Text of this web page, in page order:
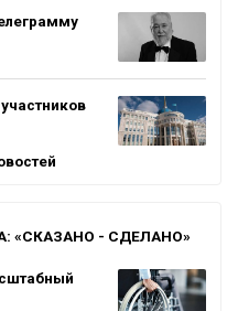
«СКАЗАНО - СДЕЛАНО»